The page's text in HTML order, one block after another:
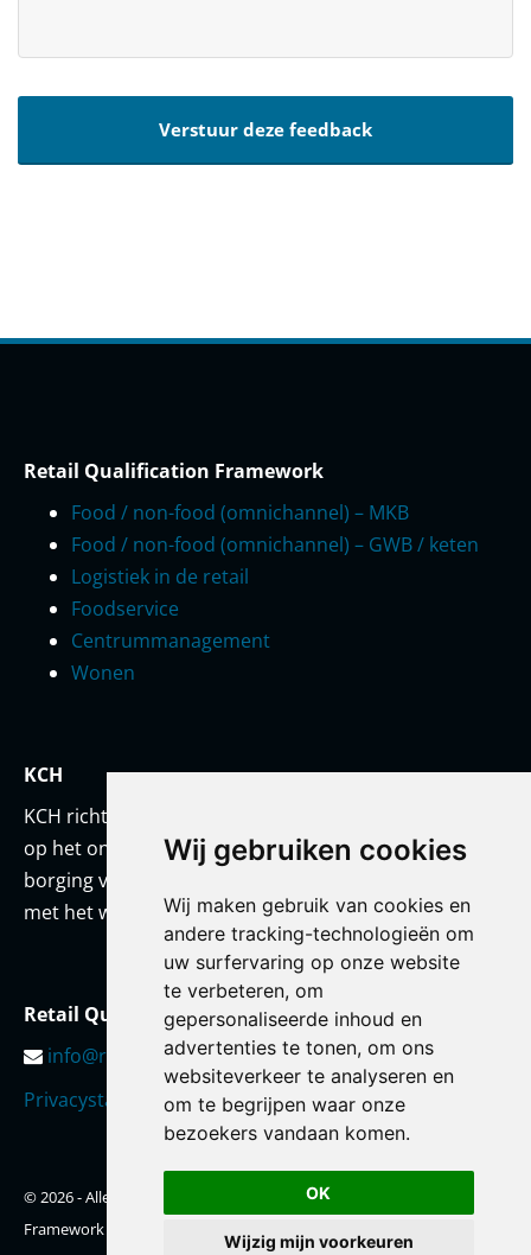
Wij gebruiken cookies
Wij maken gebruik van cookies en
andere tracking-technologieën om
uw surfervaring op onze website
te verbeteren, om
gepersonaliseerde inhoud en
advertenties te tonen, om ons
websiteverkeer te analyseren en
om te begrijpen waar onze
bezoekers vandaan komen.
OK
Wijzig mijn voorkeuren
Retail Qualification Framework
Food / non-food (omnichannel) – MKB
Food / non-food (omnichannel) – GWB / keten
Logistiek in de retail
Foodservice
Centrummanagement
Wonen
KCH
KCH richt zich met een team van onderwijskundigen
op het ontwikkelen van prestatiestandaarden en
borging van kwaliteit. KCH werkt altijd in co-creatie
met het werkveld en/of met haar opdrachtgever.
Retail Qualification Framework
info@retailqf.nl
Privacystatement
© 2026 - Alle rechten voorbehouden - Retail Qualification
Framework